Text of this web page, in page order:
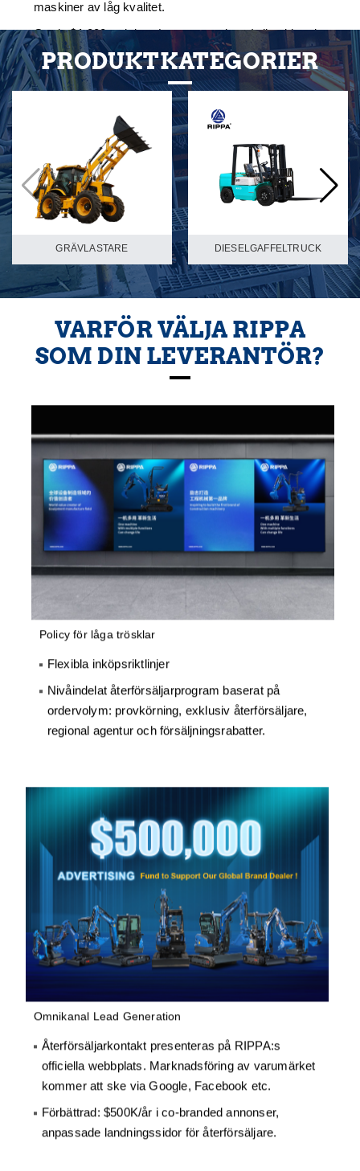
PRODUKTKATEGORIER
GRÄVLASTARE DIESELGAFFELTRUCK
VARFÖR VÄLJA RIPPA
SOM DIN LEVERANTÖR?
Flexibla inköpsriktlinjer
Nivåindelat återförsäljarprogram baserat på
ordervolym: provkörning, exklusiv återförsäljare,
regional agentur och försäljningsrabatter.
Omnikanal Lead Generation
Återförsäljarkontakt presenteras på RIPPA:s
officiella webbplats. Marknadsföring av varumärket
kommer att ske via Google, Facebook etc.
Förbättrad: $500K/år i co-branded annonser,
anpassade landningssidor för återförsäljare.